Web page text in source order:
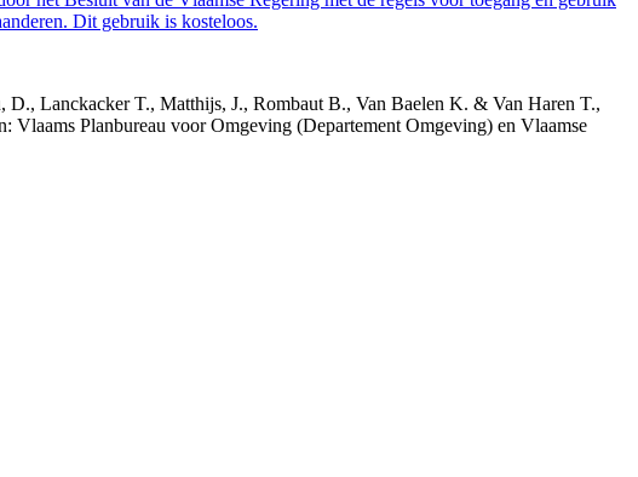
Dit gebruik is kosteloos.
Lanckacker T., Matthijs, J., Rombaut B., Van Baelen K. & Van Haren T.,
Planbureau voor Omgeving (Departement Omgeving) en Vlaamse